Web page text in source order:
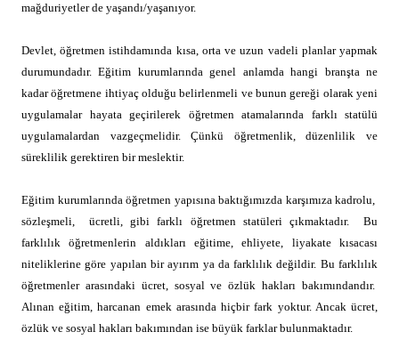
mağduriyetler de yaşandı/yaşanıyor.
Devlet, öğretmen istihdamında kısa, orta ve uzun vadeli planlar yapmak
durumundadır. Eğitim kurumlarında genel anlamda hangi branşta ne
kadar öğretmene ihtiyaç olduğu belirlenmeli ve bunun gereği olarak yeni
uygulamalar hayata geçirilerek öğretmen atamalarında farklı statülü
uygulamalardan vazgeçmelidir. Çünkü öğretmenlik, düzenlilik ve
süreklilik gerektiren bir meslektir.
Eğitim kurumlarında öğretmen yapısına baktığımızda karşımıza kadrolu,
sözleşmeli, ücretli, gibi farklı öğretmen statüleri çıkmaktadır. Bu
farklılık öğretmenlerin aldıkları eğitime, ehliyete, liyakate kısacası
niteliklerine göre yapılan bir ayırım ya da farklılık değildir. Bu farklılık
öğretmenler arasındaki ücret, sosyal ve özlük hakları bakımındandır.
Alınan eğitim, harcanan emek arasında hiçbir fark yoktur. Ancak ücret,
özlük ve sosyal hakları bakımından ise büyük farklar bulunmaktadır.